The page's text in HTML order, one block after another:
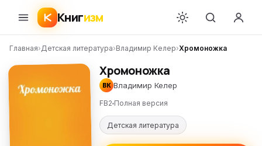
Книгизм
Главная›Детская литература›Владимир Келер›Хромоножка
Хромоножка
ВК Владимир Келер
FB2 Полная версия
Детская литература